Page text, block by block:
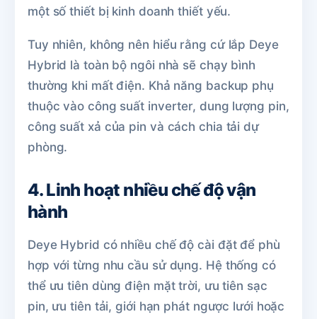
một số thiết bị kinh doanh thiết yếu.
Tuy nhiên, không nên hiểu rằng cứ lắp Deye
Hybrid là toàn bộ ngôi nhà sẽ chạy bình
thường khi mất điện. Khả năng backup phụ
thuộc vào công suất inverter, dung lượng pin,
công suất xả của pin và cách chia tải dự
phòng.
4. Linh hoạt nhiều chế độ vận
hành
Deye Hybrid có nhiều chế độ cài đặt để phù
hợp với từng nhu cầu sử dụng. Hệ thống có
thể ưu tiên dùng điện mặt trời, ưu tiên sạc
pin, ưu tiên tải, giới hạn phát ngược lưới hoặc